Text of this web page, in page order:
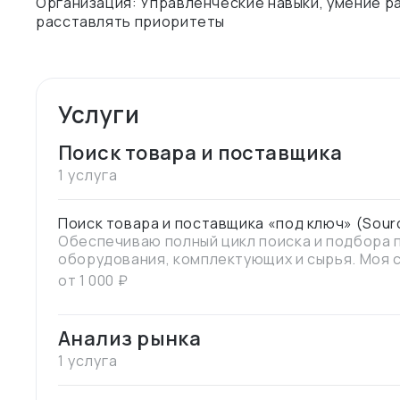
расставлять приоритеты
Услуги
Поиск товара и поставщика
1 услуга
Поиск товара и поставщика «под ключ»
Обеспечиваю полный цикл поиска и подбора
оборудования, комплектующих и сырья. Моя
технические позиции и поиск альтернатив в
от 1 000 ₽
Анализ рынка
1 услуга